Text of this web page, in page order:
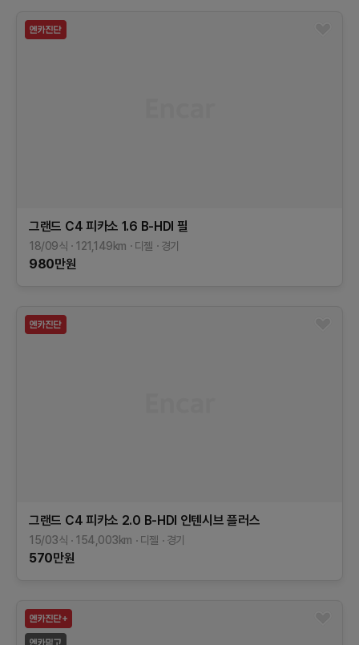
그랜드 C4 피카소 1.6 B-HDI 필
18/09식 121,149km 디젤 경기
980만원
그랜드 C4 피카소 2.0 B-HDI 인텐시브 플러스
15/03식 154,003km 디젤 경기
570만원